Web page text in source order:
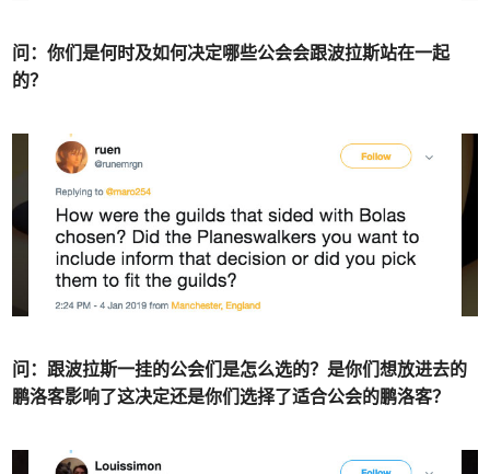
问：你们是何时及如何决定哪些公会会跟波拉斯站在一起
的？
问：跟波拉斯一挂的公会们是怎么选的？是你们想放进去的
鹏洛客影响了这决定还是你们选择了适合公会的鹏洛客？